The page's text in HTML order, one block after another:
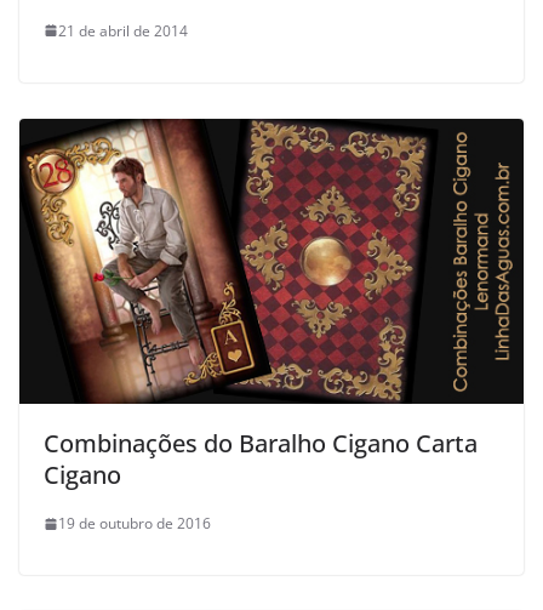
21 de abril de 2014
Combinações do Baralho Cigano Carta
Cigano
19 de outubro de 2016